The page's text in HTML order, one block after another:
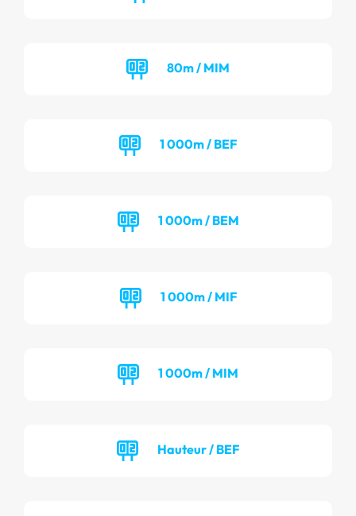
80m / MIM
1 000m / BEF
1 000m / BEM
1 000m / MIF
1 000m / MIM
Hauteur / BEF